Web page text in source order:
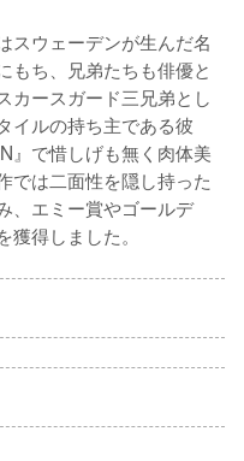
スウェーデンが生んだ名
もち、兄弟たちも俳優と
カースガード三兄弟とし
イルの持ち主である彼
』で惜しげも無く肉体美
では二面性を隠し持った
、エミー賞やゴールデ
得しました。